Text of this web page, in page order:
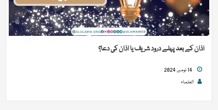
اذان کے بعد پہلے درود شریف یا اذان کی دعا؟
العلماء